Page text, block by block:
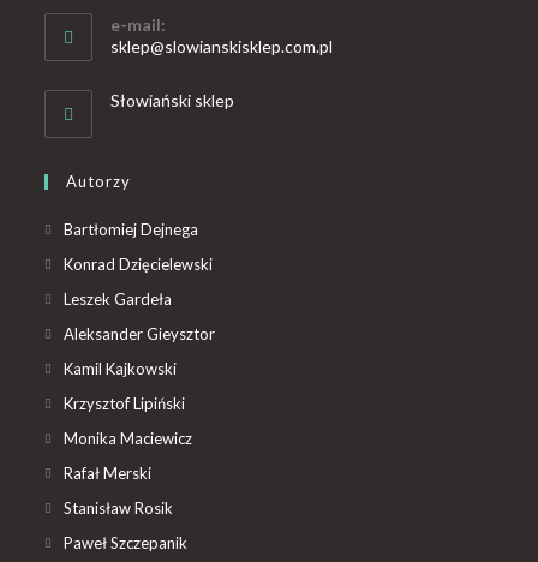
e-mail:
sklep@slowianskisklep.com.pl
Słowiański sklep
Autorzy
Bartłomiej Dejnega
Konrad Dzięcielewski
Leszek Gardeła
Aleksander Gieysztor
Kamil Kajkowski
Krzysztof Lipiński
Monika Maciewicz
Rafał Merski
Stanisław Rosik
Paweł Szczepanik